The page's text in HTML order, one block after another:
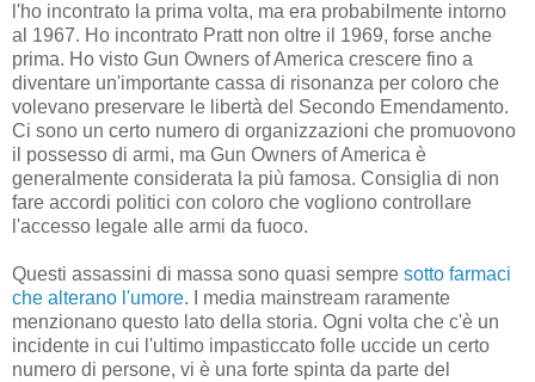
l'ho incontrato la prima volta, ma era probabilmente intorno
al 1967. Ho incontrato Pratt non oltre il 1969, forse anche
prima. Ho visto Gun Owners of America crescere fino a
diventare un'importante cassa di risonanza per coloro che
volevano preservare le libertà del Secondo Emendamento.
Ci sono un certo numero di organizzazioni che promuovono
il possesso di armi, ma Gun Owners of America è
generalmente considerata la più famosa. Consiglia di non
fare accordi politici con coloro che vogliono controllare
l'accesso legale alle armi da fuoco.
Questi assassini di massa sono quasi sempre sotto farmaci
che alterano l'umore. I media mainstream raramente
menzionano questo lato della storia. Ogni volta che c'è un
incidente in cui l'ultimo impasticcato folle uccide un certo
numero di persone, vi è una forte spinta da parte del